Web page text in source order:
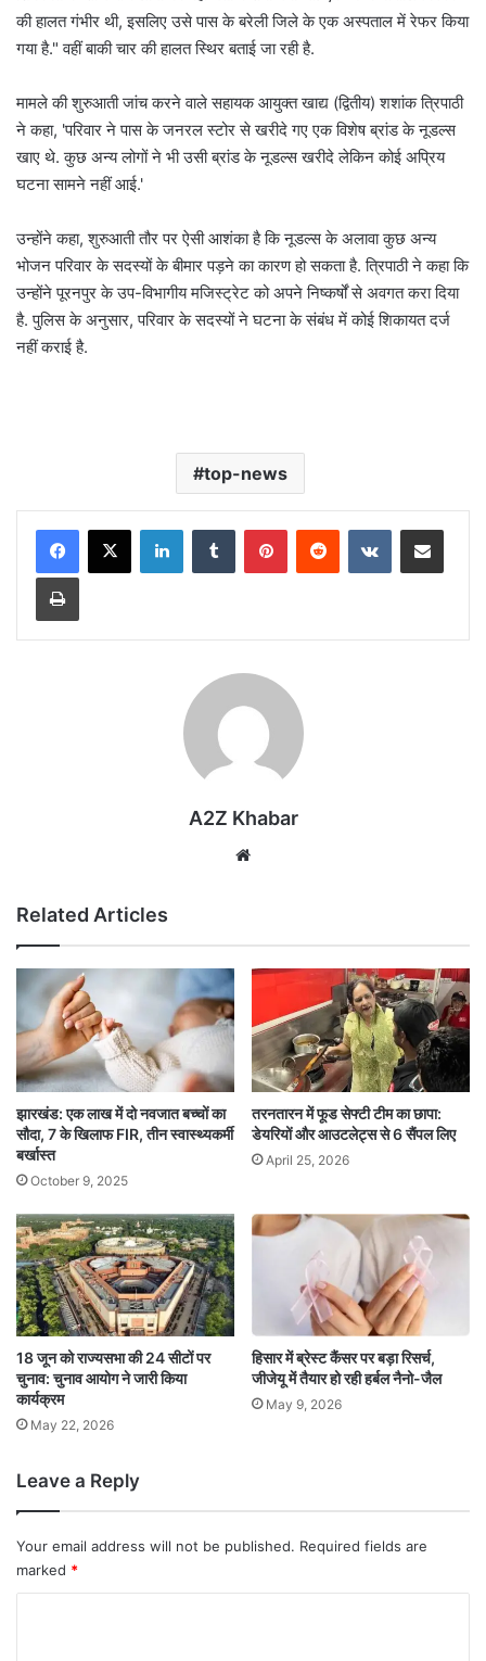
की हालत गंभीर थी, इसलिए उसे पास के बरेली जिले के एक अस्पताल में रेफर किया
गया है." वहीं बाकी चार की हालत स्थिर बताई जा रही है.
मामले की शुरुआती जांच करने वाले सहायक आयुक्त खाद्य (द्वितीय) शशांक त्रिपाठी
ने कहा, 'परिवार ने पास के जनरल स्टोर से खरीदे गए एक विशेष ब्रांड के नूडल्स
खाए थे. कुछ अन्य लोगों ने भी उसी ब्रांड के नूडल्स खरीदे लेकिन कोई अप्रिय
घटना सामने नहीं आई.'
उन्होंने कहा, शुरुआती तौर पर ऐसी आशंका है कि नूडल्स के अलावा कुछ अन्य
भोजन परिवार के सदस्यों के बीमार पड़ने का कारण हो सकता है. त्रिपाठी ने कहा कि
उन्होंने पूरनपुर के उप-विभागीय मजिस्ट्रेट को अपने निष्कर्षों से अवगत करा दिया
है. पुलिस के अनुसार, परिवार के सदस्यों ने घटना के संबंध में कोई शिकायत दर्ज
नहीं कराई है.
top-news
LinkedInTumblr PinterestReddit VKontakteShare via Email
Print
A2Z Khabar
Related Articles
झारखंड: एक लाख में दो नवजात बच्चों का
सौदा, 7 के खिलाफ FIR, तीन स्वास्थ्यकर्मी
बर्खास्त
October 9, 2025
तरनतारन में फूड सेफ्टी टीम का छापा:
डेयरियों और आउटलेट्स से 6 सैंपल लिए
April 25, 2026
18 जून को राज्यसभा की 24 सीटों पर
चुनाव: चुनाव आयोग ने जारी किया
कार्यक्रम
May 22, 2026
हिसार में ब्रेस्ट कैंसर पर बड़ा रिसर्च,
जीजेयू में तैयार हो रही हर्बल नैनो-जैल
May 9, 2026
Leave a Reply
Your email address will not be published. Required fields are
marked *